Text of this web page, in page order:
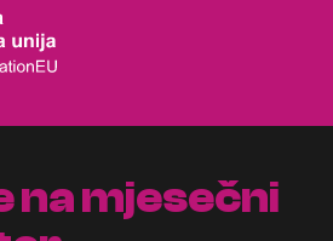
na mjesečni